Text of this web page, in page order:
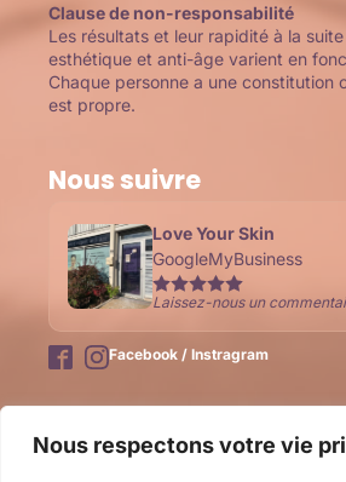
Nous respectons votre vie
Clause de non-responsabilité
Les résultats et leur rapidité à la
esthétique et anti-âge varient en
Chaque personne a une constitution
est propre.
Nous suivre
Love Your Skin
GoogleMyBusiness
Laissez-nous un
Facebook / Instragram